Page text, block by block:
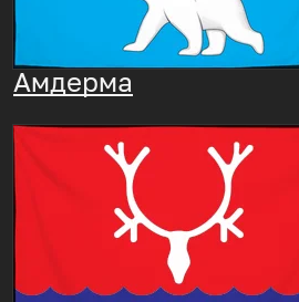
Амдерма